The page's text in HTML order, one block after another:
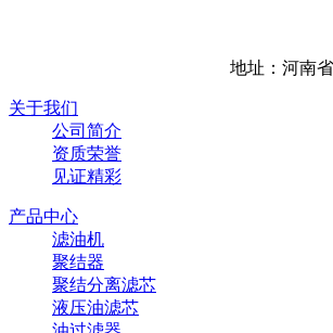
地址：河南
关于我们
公司简介
资质荣誉
见证精彩
产品中心
滤油机
聚结器
聚结分离滤芯
液压油滤芯